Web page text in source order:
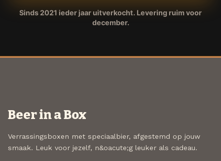
Sinds 2021 ieder jaar uitverkocht. Levering ruim voor
december.
Beer in a Box
Verrassingsboxen met speciaalbier, afgestemd op jouw
smaak. Leuk voor jezelf, n&oacute;g leuker als cadeau.